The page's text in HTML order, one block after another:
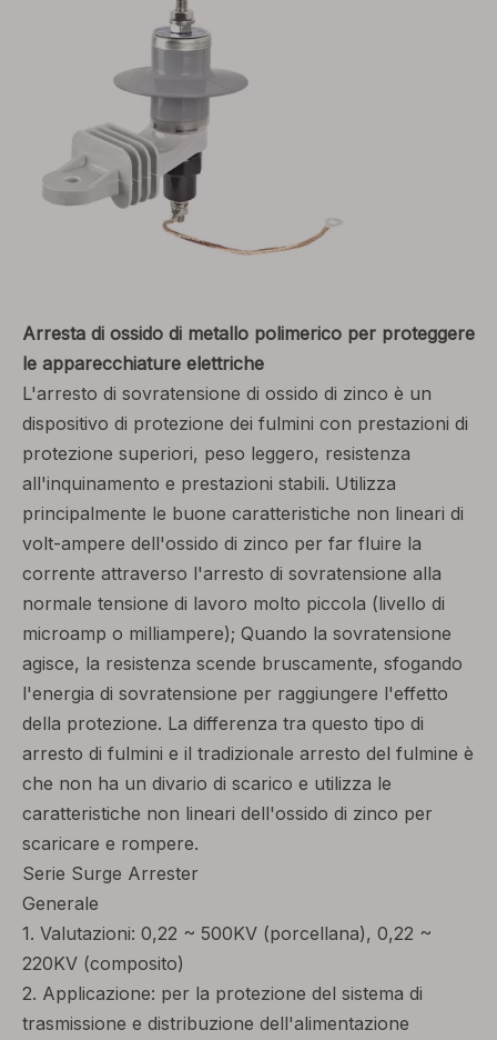
Arresta di ossido di metallo polimerico per proteggere
le apparecchiature elettriche
L'arresto di sovratensione di ossido di zinco è un
dispositivo di protezione dei fulmini con prestazioni di
protezione superiori, peso leggero, resistenza
all'inquinamento e prestazioni stabili. Utilizza
principalmente le buone caratteristiche non lineari di
volt-ampere dell'ossido di zinco per far fluire la
corrente attraverso l'arresto di sovratensione alla
normale tensione di lavoro molto piccola (livello di
microamp o milliampere); Quando la sovratensione
agisce, la resistenza scende bruscamente, sfogando
l'energia di sovratensione per raggiungere l'effetto
della protezione. La differenza tra questo tipo di
arresto di fulmini e il tradizionale arresto del fulmine è
che non ha un divario di scarico e utilizza le
caratteristiche non lineari dell'ossido di zinco per
scaricare e rompere.
Serie Surge Arrester
Generale
1. Valutazioni: 0,22 ~ 500KV (porcellana), 0,22 ~
220KV (composito)
2. Applicazione: per la protezione del sistema di
trasmissione e distribuzione dell'alimentazione